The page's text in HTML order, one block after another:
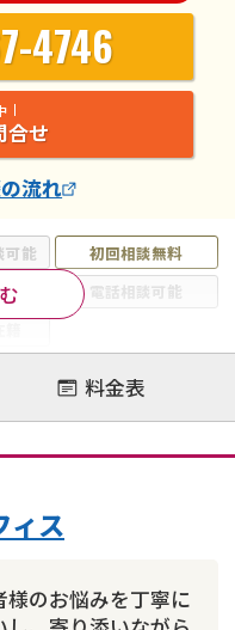
可能
初回相談無料
能
電話相談可能
離婚裁判
モラハラ
4746
合せ
流れ
料金表
様のお悩みを丁寧に
ィス